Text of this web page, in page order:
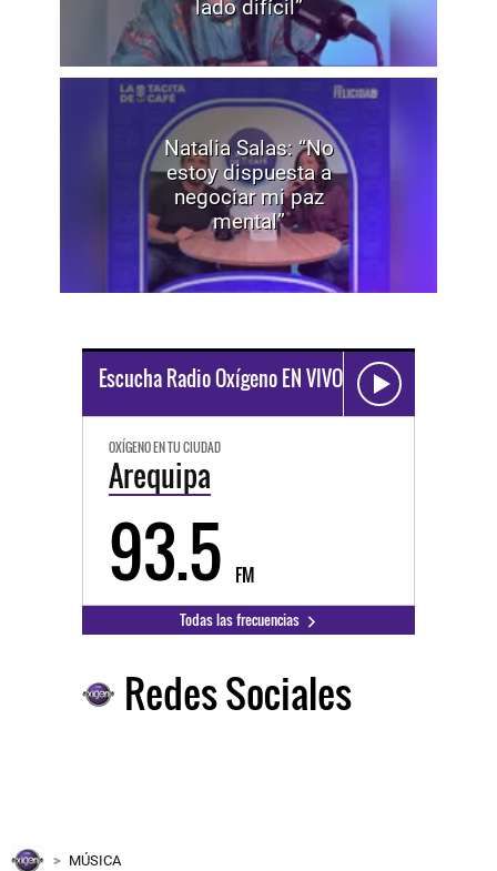
lado difícil”
Natalia Salas: “No
estoy dispuesta a
negociar mi paz
mental”
Escucha Radio Oxígeno EN VIVO
OXÍGENO EN TU CIUDAD
Arequipa
93.5 FM
Todas las frecuencias
Redes Sociales
MÚSICA